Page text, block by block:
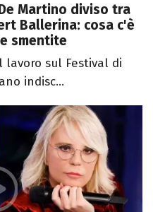
Martino diviso tra
Ballerina: cosa c'è
smentite
lavoro sul Festival di
indisc...